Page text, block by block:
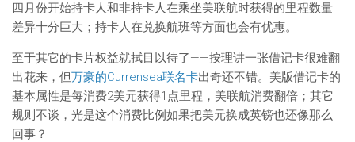
四月份开始持卡人和非持卡人在乘坐美联航时获得的里程数量
差异十分巨大；持卡人在兑换航班等方面也会有优惠。
至于其它的卡片权益就拭目以待了——按理讲一张借记卡很难翻
出花来，但万豪的Currensea联名卡出奇还不错。美版借记卡的
基本属性是每消费2美元获得1点里程，美联航消费翻倍；其它
规则不谈，光是这个消费比例如果把美元换成英镑也还像那么
回事？